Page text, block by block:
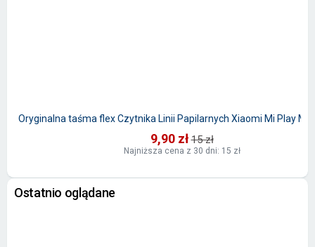
Oryginalna taśma flex Czytnika Linii Papilarnych Xiaomi Mi Play
9,90 zł15 zł
Najniższa cena z 30 dni: 15 zł
Ostatnio oglądane